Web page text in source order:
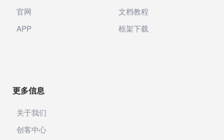
官网
APP
文档教程
框架下载
更多信息
关于我们
创客中心